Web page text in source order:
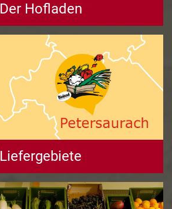
Der Hofladen
Liefergebiete